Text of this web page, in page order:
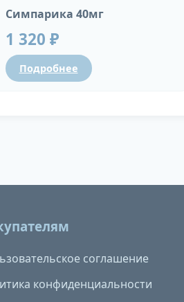
Симпарика 40мг
1 320 ₽
Подробнее
соглашение
конфиденциальности